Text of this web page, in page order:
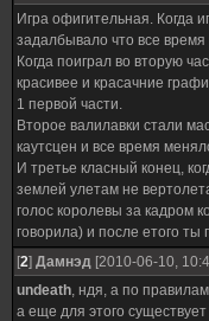
Игра офигительная. Когда
задалбывало что все время
Когда поиграл во вторую
красивее и красачние
1 первой части.
Второе валилавки стали
каутсцен и все время
И третье класный конец,
землей улетам не
голос королевы за кадром
говорила) и после етого
[2] Дамнэд [2010-06-10,
undeath, ндя, а по
а еще для этого существует